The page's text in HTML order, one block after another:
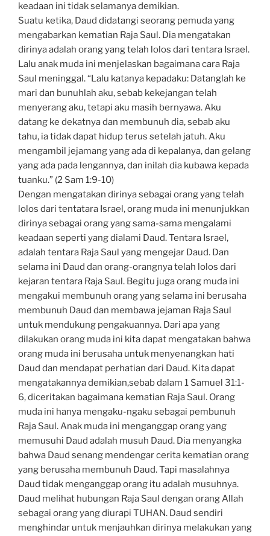
keadaan ini tidak selamanya demikian.
Suatu ketika, Daud didatangi seorang pemuda yang
mengabarkan kematian Raja Saul. Dia mengatakan
dirinya adalah orang yang telah lolos dari tentara Israel.
Lalu anak muda ini menjelaskan bagaimana cara Raja
Saul meninggal. “Lalu katanya kepadaku: Datanglah ke
mari dan bunuhlah aku, sebab kekejangan telah
menyerang aku, tetapi aku masih bernyawa. Aku
datang ke dekatnya dan membunuh dia, sebab aku
tahu, ia tidak dapat hidup terus setelah jatuh. Aku
mengambil jejamang yang ada di kepalanya, dan gelang
yang ada pada lengannya, dan inilah dia kubawa kepada
tuanku.” (2 Sam 1:9-10)
Dengan mengatakan dirinya sebagai orang yang telah
lolos dari tentatara Israel, orang muda ini menunjukkan
dirinya sebagai orang yang sama-sama mengalami
keadaan seperti yang dialami Daud. Tentara Israel,
adalah tentara Raja Saul yang mengejar Daud. Dan
selama ini Daud dan orang-orangnya telah lolos dari
kejaran tentara Raja Saul. Begitu juga orang muda ini
mengakui membunuh orang yang selama ini berusaha
membunuh Daud dan membawa jejaman Raja Saul
untuk mendukung pengakuannya. Dari apa yang
dilakukan orang muda ini kita dapat mengatakan bahwa
orang muda ini berusaha untuk menyenangkan hati
Daud dan mendapat perhatian dari Daud. Kita dapat
mengatakannya demikian,sebab dalam 1 Samuel 31:1-
6, diceritakan bagaimana kematian Raja Saul. Orang
muda ini hanya mengaku-ngaku sebagai pembunuh
Raja Saul. Anak muda ini menganggap orang yang
memusuhi Daud adalah musuh Daud. Dia menyangka
bahwa Daud senang mendengar cerita kematian orang
yang berusaha membunuh Daud. Tapi masalahnya
Daud tidak menganggap orang itu adalah musuhnya.
Daud melihat hubungan Raja Saul dengan orang Allah
sebagai orang yang diurapi TUHAN. Daud sendiri
menghindar untuk menjauhkan dirinya melakukan yang